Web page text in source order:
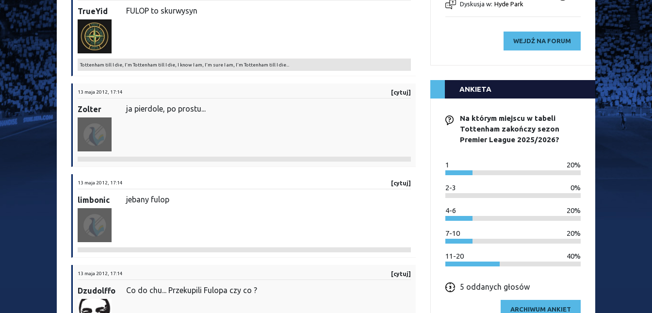
TrueYid FULOP to skurwysyn
Tottenham till I die, I'm Tottenham till I die, I know I am, I'm sure I am, I'm Tottenham till I die...
13 maja 2012, 17:14 [cytuj]
Zolter ja pierdole, po prostu...
13 maja 2012, 17:14 [cytuj]
limbonic jebany fulop
13 maja 2012, 17:14 [cytuj]
Dzudolffo Co do chu... Przekupili Fulopa czy co ?
Dyskusja w: Hyde Park
WEJDŹ NA FORUM
ANKIETA
Na którym miejscu w tabeli
Tottenham zakończy sezon
Premier League 2025/2026?
1 20%
2-3 0%
4-6 20%
7-10 20%
11-20 40%
5 oddanych głosów
ARCHIWUM ANKIET